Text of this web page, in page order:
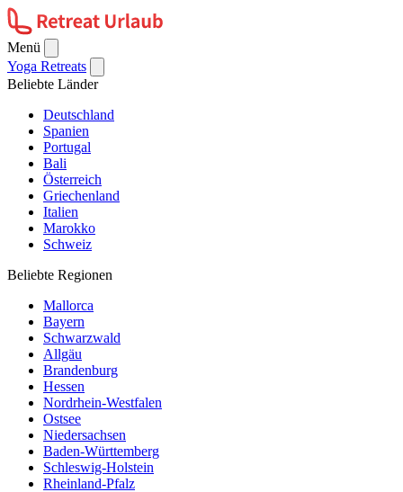
Menü
Yoga Retreats
Beliebte Länder
Deutschland
Spanien
Portugal
Bali
Österreich
Griechenland
Italien
Marokko
Schweiz
Beliebte Regionen
Mallorca
Bayern
Schwarzwald
Allgäu
Brandenburg
Hessen
Nordrhein-Westfalen
Ostsee
Niedersachsen
Baden-Württemberg
Schleswig-Holstein
Rheinland-Pfalz